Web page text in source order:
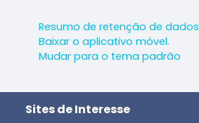
Resumo de retenção de dados
Baixar o aplicativo móvel.
Mudar para o tema padrão
Sites de Interesse